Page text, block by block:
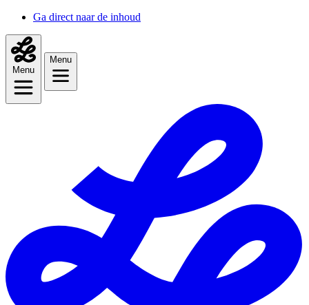
Ga direct naar de inhoud
Menu
Menu